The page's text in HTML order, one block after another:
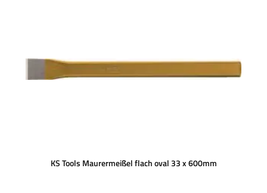
KS Tools Maurermeißel flach oval 33 x 600mm